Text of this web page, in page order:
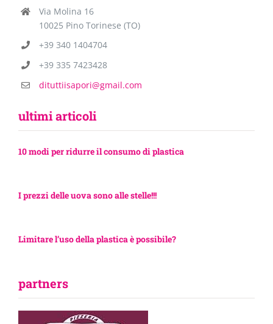
Via Molina 16
10025 Pino Torinese (TO)
+39 340 1404704
+39 335 7423428
dituttiisapori@gmail.com
ultimi articoli
10 modi per ridurre il consumo di plastica
I prezzi delle uova sono alle stelle!!!
Limitare l’uso della plastica è possibile?
partners